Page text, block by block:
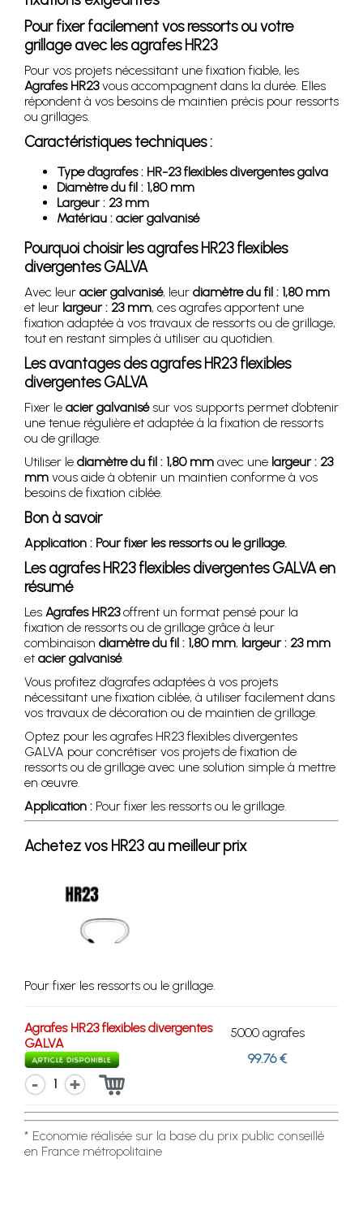
Pour fixer facilement vos ressorts ou votre
grillage avec les agrafes HR23
Pour vos projets nécessitant une fixation fiable, les
Agrafes HR23vous accompagnent dans la durée. Elles
répondent à vos besoins de maintien précis pour ressorts
ou grillages.
Caractéristiques techniques :
Type d’agrafes : HR-23 flexibles divergentes galva
Diamètre du fil : 1,80 mm
Largeur : 23 mm
Matériau : acier galvanisé
Pourquoi choisir les agrafes HR23 flexibles
divergentes GALVA
Avec leur acier galvanisé, leur diamètre du fil : 1,80 mm
et leur largeur : 23 mm, ces agrafes apportent une
fixation adaptée à vos travaux de ressorts ou de grillage,
tout en restant simples à utiliser au quotidien.
Les avantages des agrafes HR23 flexibles
divergentes GALVA
Fixer le acier galvanisésur vos supports permet d’obtenir
une tenue régulière et adaptée à la fixation de ressorts
ou de grillage.
Utiliser le diamètre du fil : 1,80 mm avec une largeur : 23
mm vous aide à obtenir un maintien conforme à vos
besoins de fixation ciblée.
Bon à savoir
Application : Pour fixer les ressorts ou le grillage.
Les agrafes HR23 flexibles divergentes GALVA en
résumé
Les Agrafes HR23offrent un format pensé pour la
fixation de ressorts ou de grillage grâce à leur
combinaison diamètre du fil : 1,80 mm, largeur : 23 mm
et acier galvanisé.
Vous profitez d’agrafes adaptées à vos projets
nécessitant une fixation ciblée, à utiliser facilement dans
vos travaux de décoration ou de maintien de grillage.
Optez pour les agrafes HR23 flexibles divergentes
GALVA pour concrétiser vos projets de fixation de
ressorts ou de grillage avec une solution simple à mettre
en œuvre.
Application : Pour fixer les ressorts ou le grillage.
Achetez vos HR23 au meilleur prix
Pour fixer les ressorts ou le grillage.
Agrafes HR23 flexibles divergentes
GALVA
5000 agrafes
99.76 €
1
* Economie réalisée sur la base du prix public conseillé
en France métropolitaine